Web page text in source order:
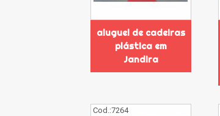
aluguel de cadeiras
plástica em
Jandira
Cod.:7264